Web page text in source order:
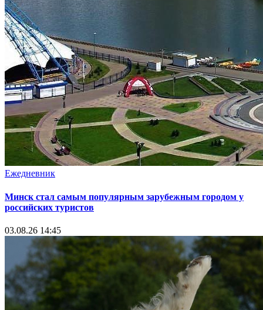
Ежедневник
Минск стал самым популярным зарубежным городом у
российских туристов
03.08.26 14:45